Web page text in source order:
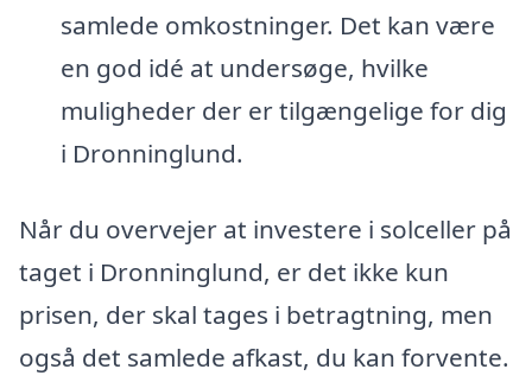
samlede omkostninger. Det kan være
en god idé at undersøge, hvilke
muligheder der er tilgængelige for dig
i Dronninglund.
Når du overvejer at investere i solceller på
taget i Dronninglund, er det ikke kun
prisen, der skal tages i betragtning, men
også det samlede afkast, du kan forvente.